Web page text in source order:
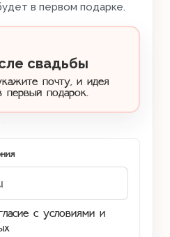
в первом подарке.
свадьбы
почту, и идея
первый подарок.
с условиями и